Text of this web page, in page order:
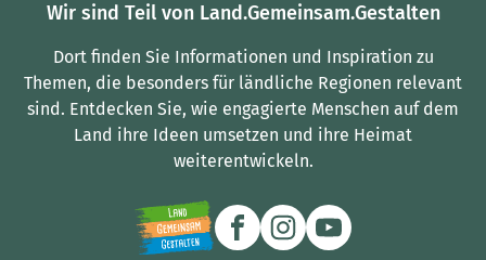
Wir sind Teil von Land.Gemeinsam.Gestalten
Dort finden Sie Informationen und Inspiration zu
Themen, die besonders für ländliche Regionen relevant
sind. Entdecken Sie, wie engagierte Menschen auf dem
Land ihre Ideen umsetzen und ihre Heimat
weiterentwickeln.